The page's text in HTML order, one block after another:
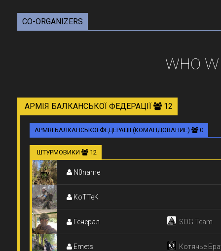
CO-ORGANIZERS
WHO
АРМІЯ БАЛКАНСЬКОЇ ФЕДЕРАЦІЇ 12
АРМІЯ БАЛКАНСЬКОЇ ФЕДЕРАЦІЇ (КОМАНДОВАНИЕ) 0
ШТУРМОВИКИ 12
N0name
KoTTeK
Генерал SOG Team
Emets Котячье